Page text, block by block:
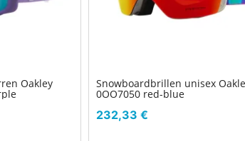
Oakley Snowboardbrillen unisex
0OO7050 red-blue
Preis
232,33 €